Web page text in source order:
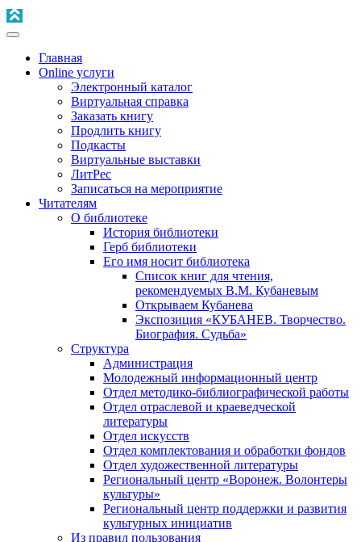
Главная
Online услуги
Электронный каталог
Виртуальная справка
Заказать книгу
Продлить книгу
Подкасты
Виртуальные выставки
ЛитРес
Записаться на мероприятие
Читателям
О библиотеке
История библиотеки
Герб библиотеки
Его имя носит библиотека
Список книг для чтения,
рекомендуемых В.М. Кубаневым
Открываем Кубанева
Экспозиция «КУБАНЕВ. Творчество.
Биография. Судьба»
Структура
Администрация
Молодежный информационный центр
Отдел методико-библиографической работы
Отдел отраслевой и краеведческой
литературы
Отдел искусств
Отдел комплектования и обработки фондов
Отдел художественной литературы
Региональный центр «Воронеж. Волонтеры
культуры»
Региональный центр поддержки и развития
культурных инициатив
Из правил пользования